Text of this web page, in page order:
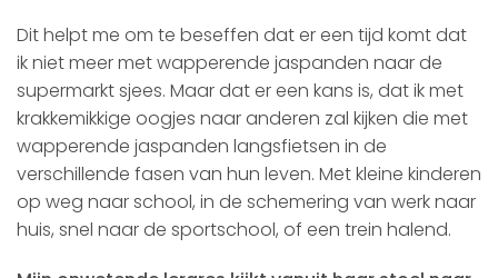
Dit helpt me om te beseffen dat er een tijd komt dat
ik niet meer met wapperende jaspanden naar de
supermarkt sjees. Maar dat er een kans is, dat ik met
krakkemikkige oogjes naar anderen zal kijken die met
wapperende jaspanden langsfietsen in de
verschillende fasen van hun leven. Met kleine kinderen
op weg naar school, in de schemering van werk naar
huis, snel naar de sportschool, of een trein halend.